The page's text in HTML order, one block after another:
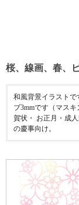
桜、線画、春、
和風背景イラストで
ブ3mmです（マス
賀状・ お正月・成
の慶事向け。